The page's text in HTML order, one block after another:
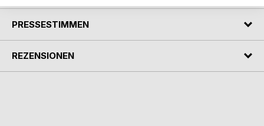
PRESSESTIMMEN
REZENSIONEN